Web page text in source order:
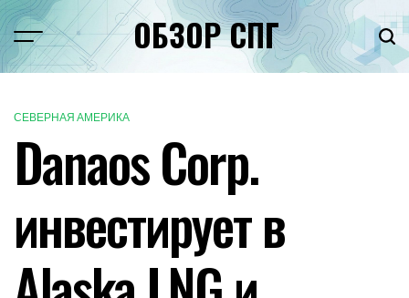
Перейти
к
содержимому
Меню ОБЗОР СПГ
ОПУБЛИКОВАНО
В
СЕВЕРНАЯ АМЕРИКА
Danaos Corp.
инвестирует в